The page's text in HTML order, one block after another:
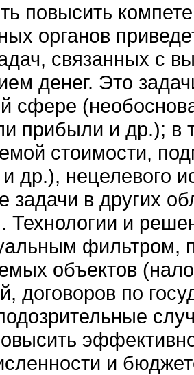
повысить
органов
связанных с
денег. Это
сфере
прибыли и др.); в
стоимости,
др.), нецелевого
задачи в других
Технологии и
фильтром,
объектов
договоров по
и